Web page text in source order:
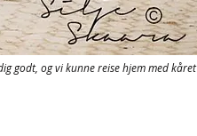
godt, og vi kunne reise hjem med kåret